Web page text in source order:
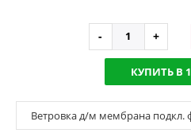
КУПИТЬ В
Ветровка д/м мембрана подкл.